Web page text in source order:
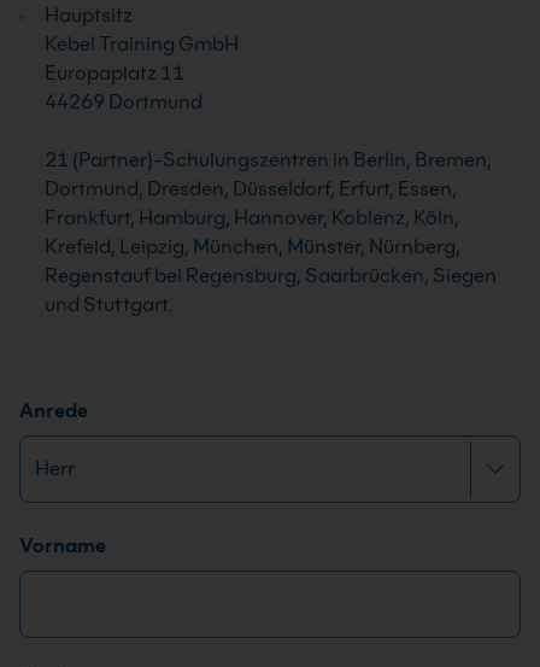
Hauptsitz
Kebel Training GmbH
Europaplatz 11
44269 Dortmund
21 (Partner)-Schulungszentren in Berlin, Bremen,
Dortmund, Dresden, Düsseldorf, Erfurt, Essen,
Frankfurt, Hamburg, Hannover, Koblenz, Köln,
Krefeld, Leipzig, München, Münster, Nürnberg,
Regenstauf bei Regensburg, Saarbrücken, Siegen
und Stuttgart.
Anrede
Name*
Vorname